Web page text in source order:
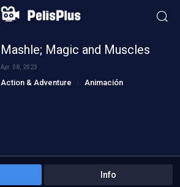
Mashle; Magic and Muscles
Apr. 08, 2023
Action & Adventure
Animación
Info